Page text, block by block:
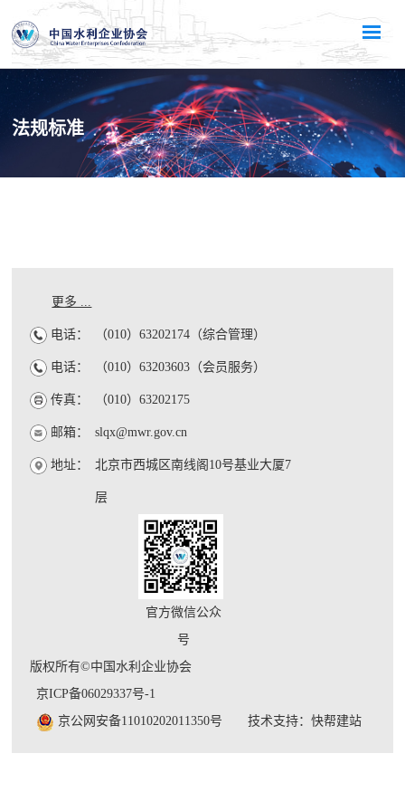
法规标准
更多 ...
电话： （010）63202174（综合管理）
电话： （010）63203603（会员服务）
传真： （010）63202175
邮箱： slqx@mwr.gov.cn
地址： 北京市西城区南线阁10号基业大厦7
层
官方微信公众
号
版权所有©中国水利企业协会
京ICP备06029337号-1
京公网安备11010202011350号
技术支持：快帮建站